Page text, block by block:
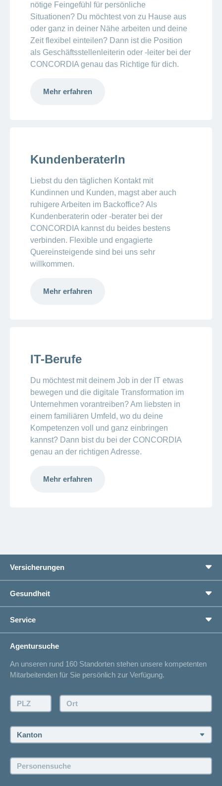
nötige Feingefühl für persönliche
Situationen? Du möchtest von zu Hause aus
oder ganz in deiner Nähe arbeiten und deine
Zeit flexibel einteilen? Dann ist die Position
als Geschäftsstellenleiterin oder -leiter bei der
CONCORDIA genau das Richtige für dich.
Mehr erfahren
KundenberaterIn
Liebst du den täglichen Kontakt mit
Kundinnen und Kunden, magst aber auch
ruhigere Arbeiten im Backoffice? Als
Kundenberaterin oder -berater bei der
CONCORDIA kannst du beides bestens
verbinden. Flexible und engagierte
Quereinsteigende sind bei uns sehr
willkommen.
Mehr erfahren
IT-Berufe
Du möchtest mit deinem Job in der IT etwas
bewegen und die digitale Transformation im
Unternehmen vorantreiben? Am liebsten in
einem familiären Umfeld, wo du deine
Kompetenzen voll und ganz einbringen
kannst? Dann bist du bei der CONCORDIA
genau an der richtigen Adresse.
Mehr erfahren
Versicherungen
Lebenssituationen
Gesundheit
Service
Spitalliste
Unfallmeldung
Offertanfrage
Rückruf anfordern
Offene Stellen
Agentursuche
An unseren rund 160 Standorten stehen unsere kompetenten
Mitarbeitenden für Sie persönlich zur Verfügung.
PLZ: Ort:
Kanton:
Personensuche: